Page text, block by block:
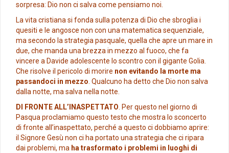
sorpresa: Dio non ci salva come pensiamo noi.
La vita cristiana si fonda sulla potenza di Dio che sbroglia i
quesiti e le angosce non con una matematica sequenziale,
ma secondo la strategia pasquale, quella che apre un mare in
due, che manda una brezza in mezzo al fuoco, che fa
vincere a Davide adolescente lo scontro con il gigante Golia.
Che risolve il pericolo di morire non evitando la morte ma
passandoci in mezzo . Qualcuno ha detto che Dio non salva
dalla notte, ma salva nella notte.
DI FRONTE ALL’INASPETTATO . Per questo nel giorno di
Pasqua proclamiamo questo testo che mostra lo sconcerto
di fronte all’inaspettato, perché a questo ci dobbiamo aprire:
il Signore Gesù non ci ha portato una strategia che ci ripara
dai problemi, ma ha trasformato i problemi in luoghi di